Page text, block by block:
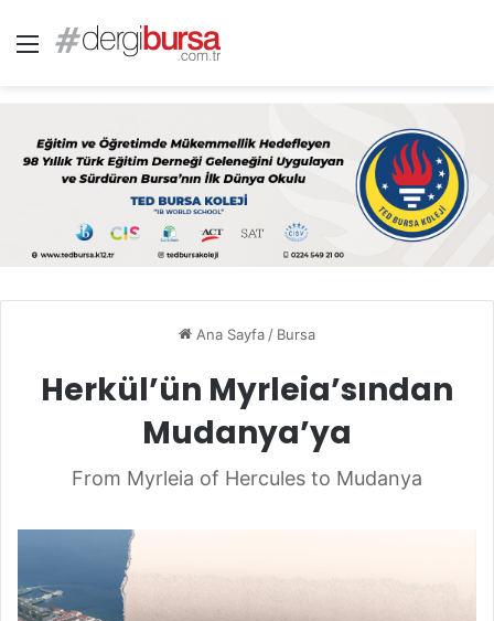
Menü
Ana Sayfa/ Bursa
Herkül’ün Myrleia’sından
Mudanya’ya
From Myrleia of Hercules to Mudanya